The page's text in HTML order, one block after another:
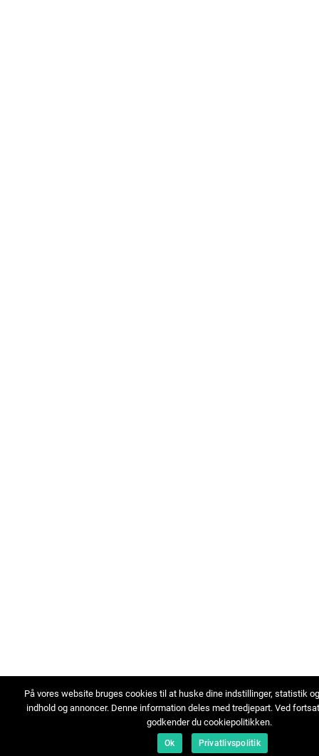
På vores website bruges cookies til at huske dine indstillinger, statistik
indhold og annoncer. Denne information deles med tredjepart. Ved
godkender du cookiepolitikken.
Ok Privatlivspolitik